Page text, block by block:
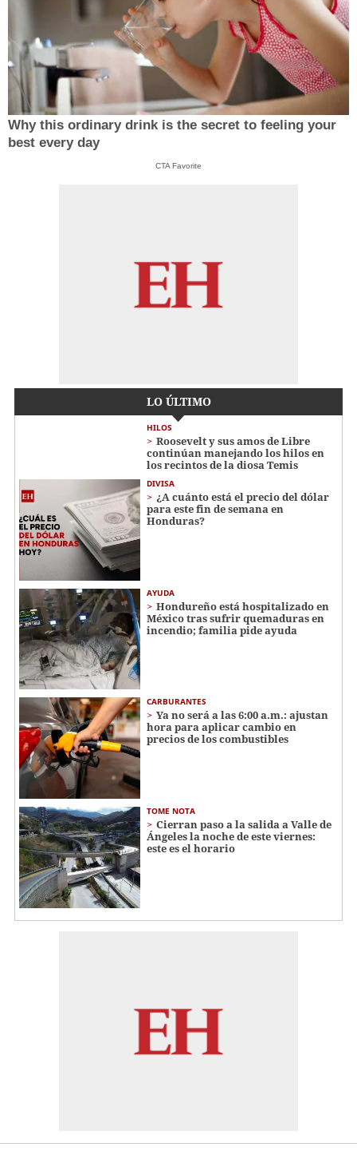
Why this ordinary drink is the secret to feeling your
best every day
CTA Favorite
LO ÚLTIMO
HILOS
Roosevelt y sus amos de Libre
continúan manejando los hilos en
los recintos de la diosa Temis
DIVISA
¿A cuánto está el precio del dólar
para este fin de semana en
Honduras?
AYUDA
Hondureño está hospitalizado en
México tras sufrir quemaduras en
incendio; familia pide ayuda
CARBURANTES
Ya no será a las 6:00 a.m.: ajustan
hora para aplicar cambio en
precios de los combustibles
TOME NOTA
Cierran paso a la salida a Valle de
Ángeles la noche de este viernes:
este es el horario